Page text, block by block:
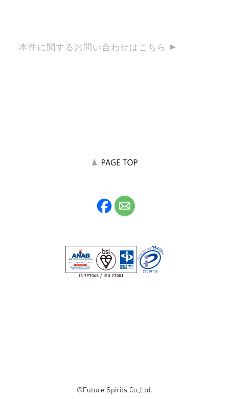
本件に関するお問い合わせはこちら
©Future Spirits Co.,Ltd.